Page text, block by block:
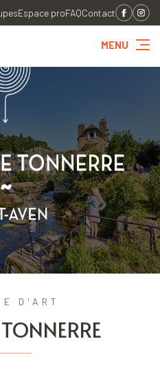
Espace proFAQContact
MENU
D'ART